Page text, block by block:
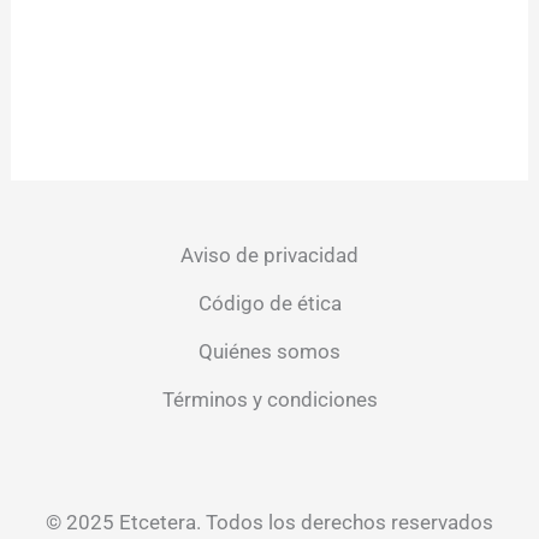
Aviso de privacidad
Código de ética
Quiénes somos
Términos y condiciones
© 2025 Etcetera. Todos los derechos reservados